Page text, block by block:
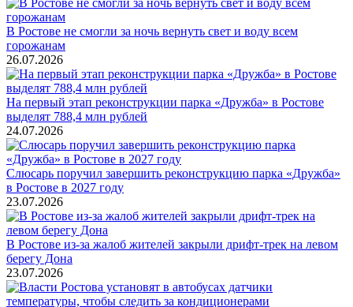
В Ростове не смогли за ночь вернуть свет и воду всем
горожанам
26.07.2026
На первый этап реконструкции парка «Дружба» в Ростове
выделят 788,4 млн рублей
24.07.2026
Слюсарь поручил завершить реконструкцию парка «Дружба»
в Ростове в 2027 году
23.07.2026
В Ростове из-за жалоб жителей закрыли дрифт-трек на левом
берегу Дона
23.07.2026